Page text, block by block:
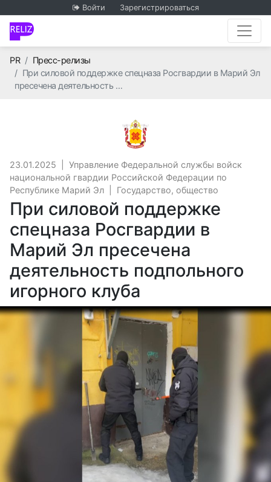
Войти Зарегистрироваться
PRГлавная
Пресс-релизы
При силовой поддержке спецназа Росгвардии в Марий Эл
пресечена деятельность …
Управление
23.01.2025
Управление Федеральной службы войск
национальной гвардии Российской Федерации по
Республике Марий Эл
Государство, общество
При силовой поддержке
спецназа Росгвардии в
Марий Эл пресечена
деятельность подпольного
игорного клуба